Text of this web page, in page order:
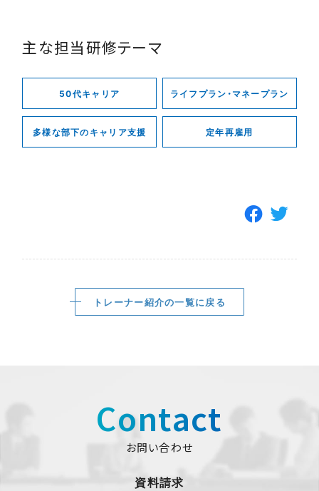
主な担当研修テーマ
50代キャリア ライフプラン・マネープラン
多様な部下のキャリア支援 定年再雇用
トレーナー紹介の一覧に戻る
Contact
お問い合わせ
資料請求